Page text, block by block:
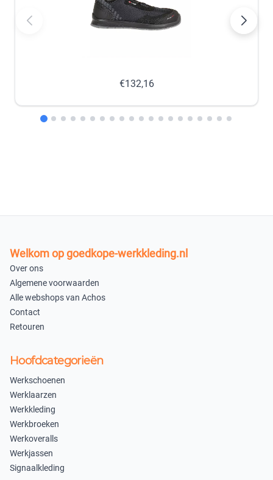
+
nabestellen
−
nabestellen
€132,16
Welkom op goedkope-werkkleding.nl
Over ons
Algemene voorwaarden
Alle webshops van Achos
Contact
Retouren
Hoofdcategorieën
Werkschoenen
Werklaarzen
Werkkleding
Werkbroeken
Werkoveralls
Werkjassen
Signaalkleding